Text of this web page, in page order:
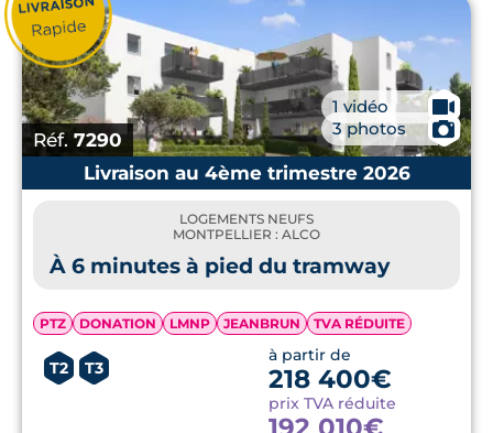
Réf. 7290
1 vidéo 🎥
3 photos
📷
Livraison au 4ème trimestre 2026
LOGEMENTS NEUFS
MONTPELLIER : ALCO
À 6 minutes à pied du tramway
PTZ DONATION LMNP JEANBRUN TVA RÉDUITE
T2 T3
à partir de
218 400€
prix TVA réduite